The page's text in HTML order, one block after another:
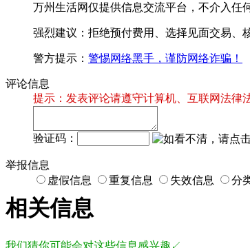
万州生活网仅提供信息交流平台，不介入任
强烈建议：拒绝预付费用、选择见面交易、
警方提示： 警惕网络黑手，谨防网络诈骗！
评论信息
提示：发表评论请遵守计算机、互联网法律
验证码：
举报信息
虚假信息
重复信息 失效信息 分
相关信息
我们猜你可能会对这些信息感兴趣↙